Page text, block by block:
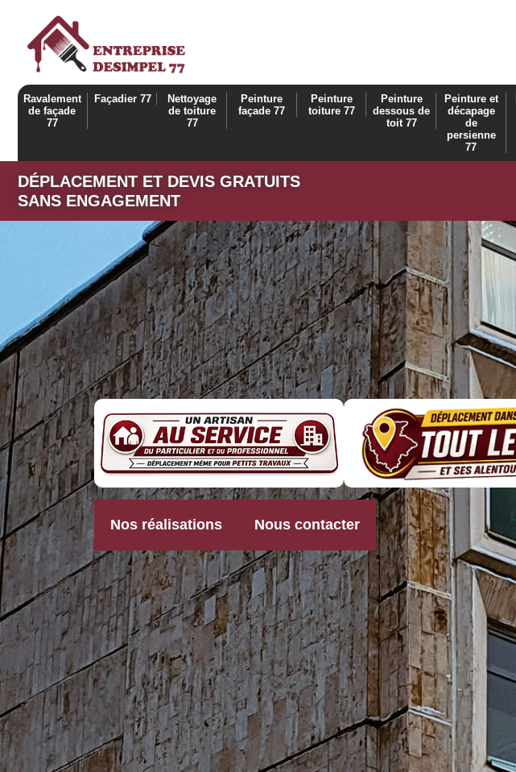
Ravalement
de façade
77
Façadier 77
Nettoyage
de toiture
77
Peinture
façade 77
Peinture
toiture 77
Peinture
dessous de
toit 77
Peinture et
décapage
de
persienne
77
DÉPLACEMENT ET DEVIS GRATUITS
SANS ENGAGEMENT
Nos réalisations Nous contacter